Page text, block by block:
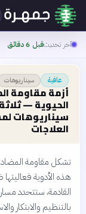
آخر تحديثقبل 6 دقائق
عافية سيناريوهات
أزمة مقاومة
الحيوية — ثلاثة
سيناريوهات
العلاجات
تشكل مقاومة
هذه الأدوية
القادمة، ستتحدد
بالتنظيم والابتكار